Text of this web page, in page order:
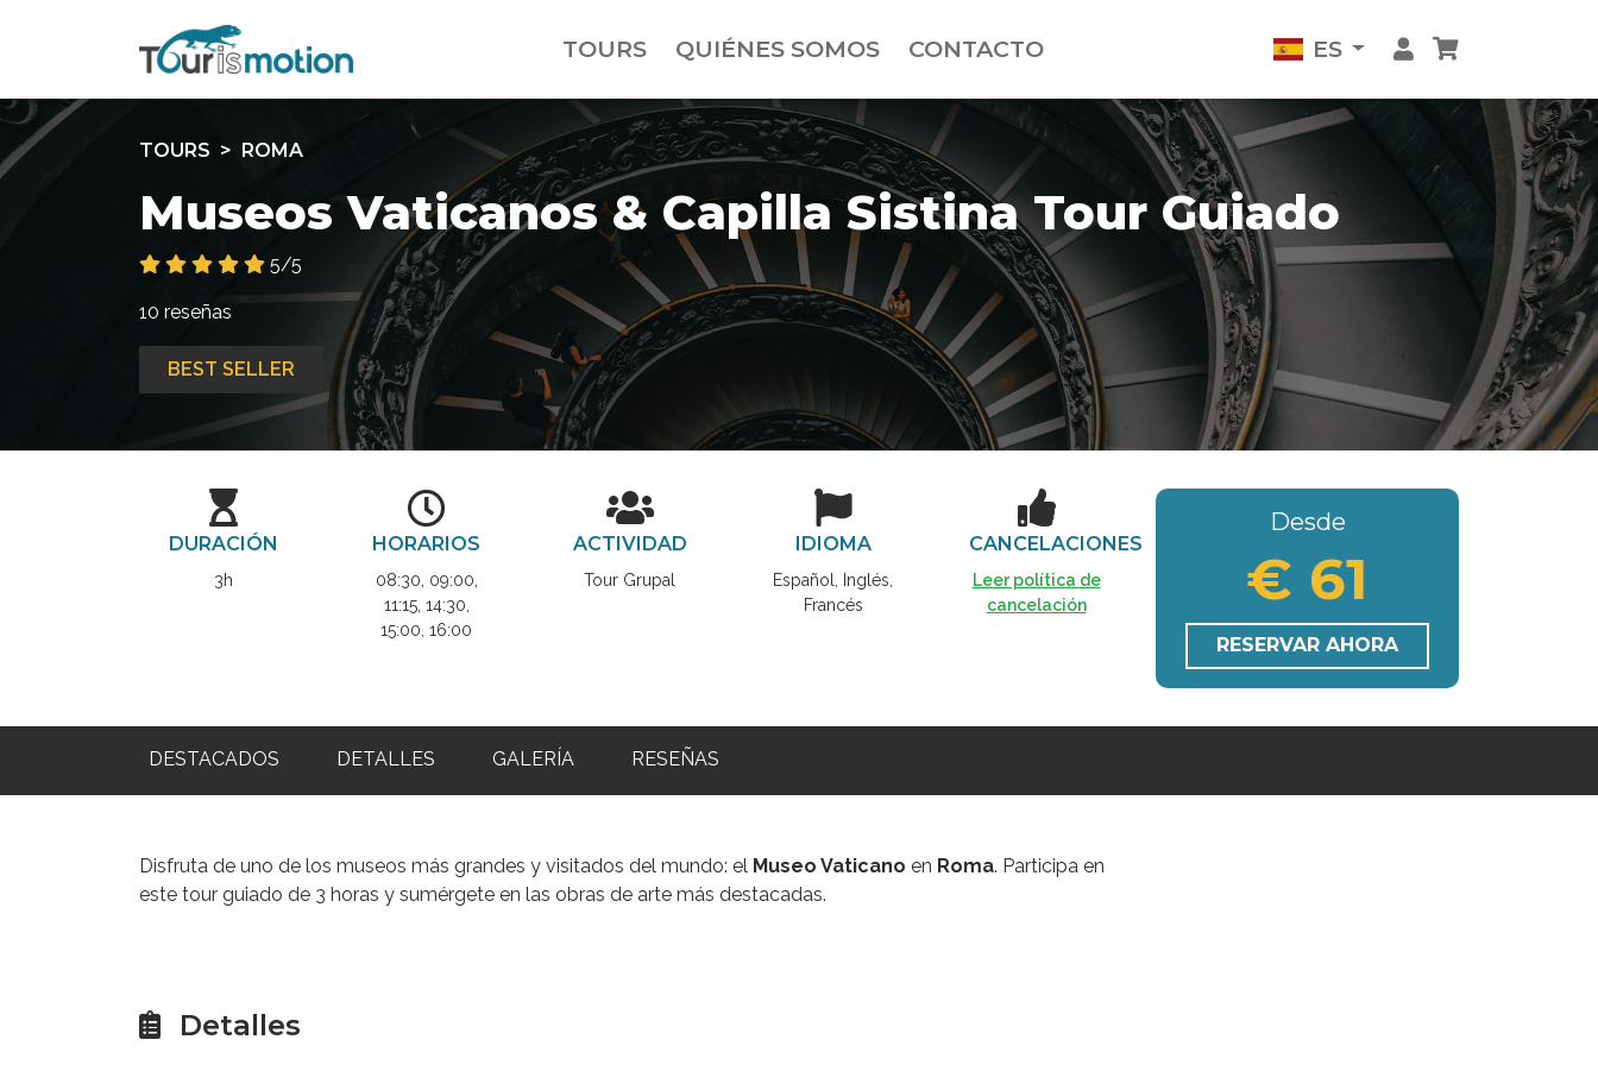
TOURS QUIÉNES SOMOS CONTACTO ES
TOURS ROMA
Museos Vaticanos & Capilla Sistina Tour Guiado
5/5
10 reseñas
BEST SELLER
DURACIÓN
3h
HORARIOS
08:30, 09:00,
11:15, 14:30,
15:00, 16:00
ACTIVIDAD
Tour Grupal
IDIOMA
Español, Inglés,
Francés
CANCELACIONES
Leer política de
cancelación
Desde
€ 61
RESERVAR AHORA
DESTACADOS DETALLES GALERÍA RESEÑAS
Disfruta de uno de los museos más grandes y visitados del mundo: el Museo Vaticano en Roma. Participa en
este tour guiado de 3 horas y sumérgete en las obras de arte más destacadas.
Detalles